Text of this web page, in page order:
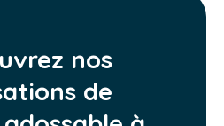
nos
de